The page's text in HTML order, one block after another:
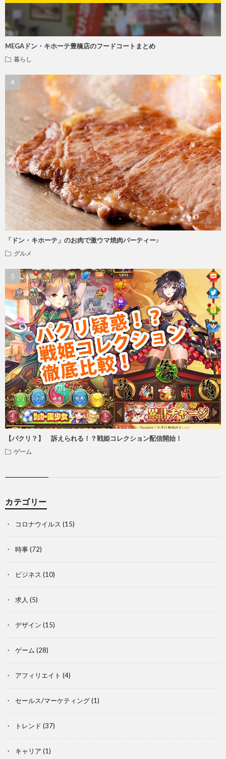
MEGAドン・キホーテ豊橋店のフードコートまとめ
暮らし
「ドン・キホーテ」のお肉で激ウマ焼肉パーティー♪
グルメ
【パクリ？】 訴えられる！？戦姫コレクション配信開始！
ゲーム
カテゴリー
コロナウイルス (15)
時事(72)
ビジネス (10)
求人 (5)
デザイン (15)
ゲーム (28)
アフィリエイト (4)
セールス/マーケティング(1)
トレンド (37)
キャリア (1)